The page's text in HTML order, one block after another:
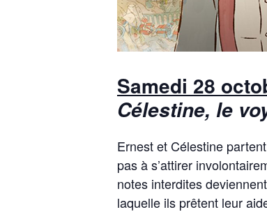
Samedi 28
Célestine, le
Ernest et Célestine
pas à s’attirer
notes interdites
laquelle ils prêtent leur